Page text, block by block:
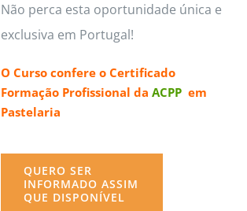
Não perca esta oportunidade única e
exclusiva em Portugal!
O Curso confere o Certificado
Formação Profissional da ACPPem
Pastelaria
QUERO SER
INFORMADO ASSIM
QUE DISPONÍVEL